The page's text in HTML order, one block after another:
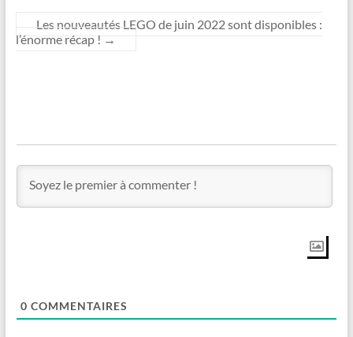
Les nouveautés LEGO de juin 2022 sont disponibles :
l’énorme récap ! →
0 COMMENTAIRES